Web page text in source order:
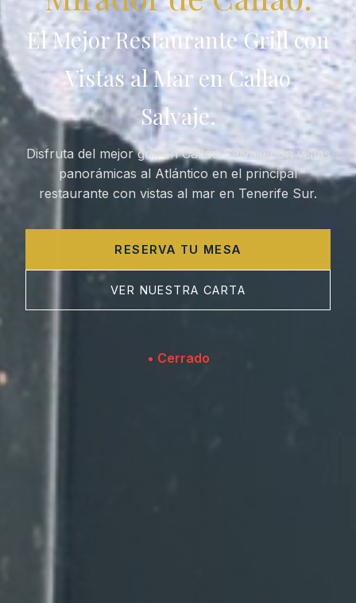
El Mejor Restaurante Grill con
Vistas al Mar en Callao
Salvaje.
Disfruta del mejor grill en Callao Salvaje con vistas
panorámicas al Atlántico en el principal
restaurante con vistas al mar en Tenerife Sur.
RESERVA TU MESA
VER NUESTRA CARTA
• Cerrado